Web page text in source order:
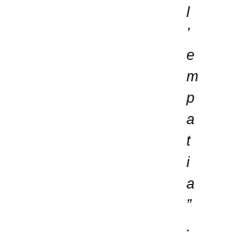
l
’
e
m
p
a
t
i
a
”
.